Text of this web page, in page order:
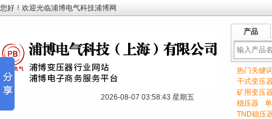
您好！欢迎光临浦博电气科技浦博网
2026-08-07 03:58:44 星期五
产品
输热门关键
干式变压
矿用变压
稳压器
TND稳压